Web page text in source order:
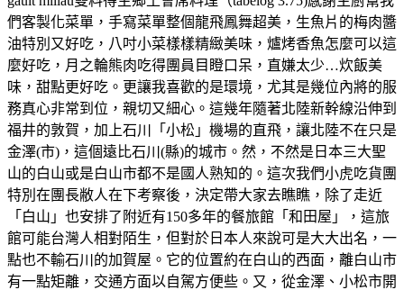
們客製化菜單，手寫菜單整個龍飛鳳舞超美，生魚片的梅肉醬
油特別又好吃，八吋小菜樣樣精緻美味，爐烤香魚怎麼可以這
麼好吃，月之輪熊肉吃得團員目瞪口呆，直嫌太少…炊飯美
味，甜點更好吃。更讓我喜歡的是環境，尤其是幾位內將的服
務真心非常到位，親切又細心。這幾年隨著北陸新幹線沿伸到
福井的敦賀，加上石川「小松」機場的直飛，讓北陸不在只是
金澤(市)，這個遠比石川(縣)的城市。然，不然是日本三大聖
山的白山或是白山市都不是國人熟知的。這次我們小虎吃貨團
特別在團長敝人在下考察後，決定帶大家去瞧瞧，除了走近
「白山」也安排了附近有150多年的餐旅館「和田屋」，這旅
館可能台灣人相對陌生，但對於日本人來說可是大大出名，一
點也不輸石川的加賀屋。它的位置約在白山的西面，離白山市
有一點矩離，交通方面以自駕方便些。又，從金澤、小松市開